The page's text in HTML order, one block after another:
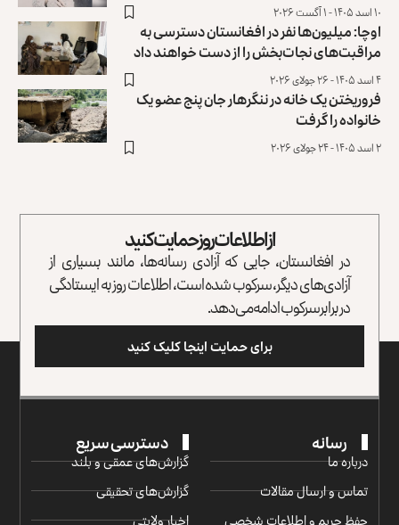
۱۰ اسد ۱۴۰۵ - ۱ آگست ۲۰۲۶
اوچا: میلیون‌ها نفر در افغانستان دسترسی به
مراقبت‌های نجات‌بخش را از دست خواهند داد
۴ اسد ۱۴۰۵ - ۲۶ جولای ۲۰۲۶
فروریختن یک خانه در ننگرهار جان پنج عضو یک
خانواده را گرفت
۲ اسد ۱۴۰۵ - ۲۴ جولای ۲۰۲۶
از اطلاعات روز حمایت کنید
در افغانستان، جایی که آزادی رسانه‌ها، مانند بسیاری از
آزادی‌های دیگر، سرکوب شده است، اطلاعات روز به ایستادگی
در برابر سرکوب ادامه می‌دهد.
برای حمایت اینجا کلیک کنید
رسانه
درباره ما
تماس و ارسال مقالات
دسترسی سریع
گزارش‌‌های عمقی و بلند
گزارش‌های تحقیقی